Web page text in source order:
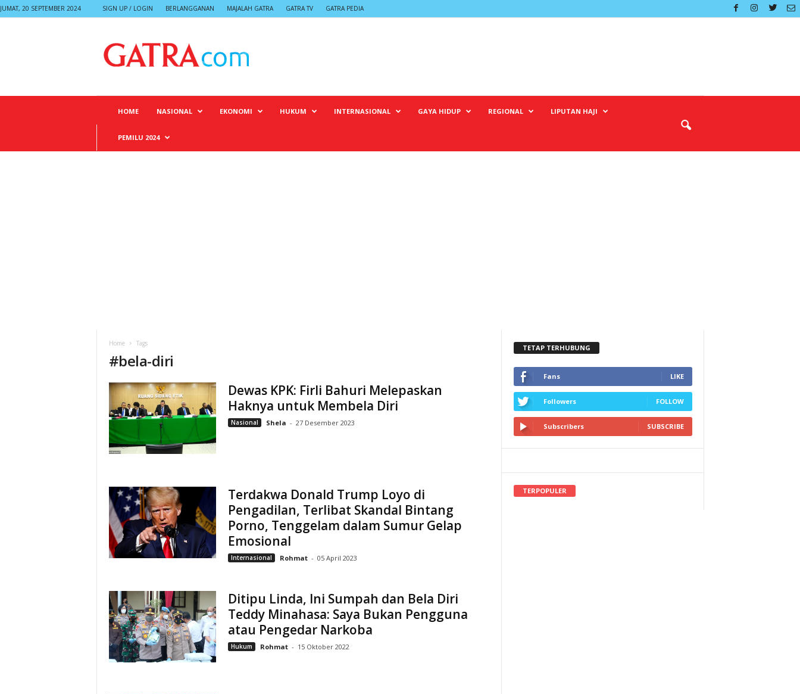
JUMAT, 20 SEPTEMBER 2024 SIGN UP / LOGIN BERLANGGANAN MAJALAH GATRA GATRA TV GATRA PEDIA
HOME NASIONAL EKONOMI HUKUM INTERNASIONAL GAYA HIDUP REGIONAL LIPUTAN HAJI
PEMILU 2024
Home Tags
#bela-diri
Dewas KPK: Firli Bahuri Melepaskan
Haknya untuk Membela Diri
Nasional Shela - 27 Desember 2023
Terdakwa Donald Trump Loyo di
Pengadilan, Terlibat Skandal Bintang
Porno, Tenggelam dalam Sumur Gelap
Emosional
Internasional Rohmat - 05 April 2023
Ditipu Linda, Ini Sumpah dan Bela Diri
Teddy Minahasa: Saya Bukan Pengguna
atau Pengedar Narkoba
Hukum Rohmat - 15 Oktober 2022
TETAP TERHUBUNG
Fans LIKE
Followers FOLLOW
Subscribers SUBSCRIBE
TERPOPULER